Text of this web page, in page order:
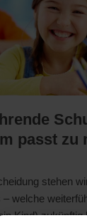
passt zu
stehen
– welche
Kind)